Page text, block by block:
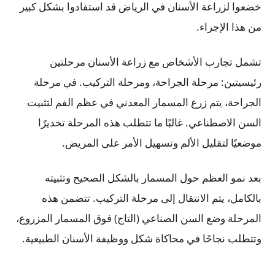
خضعوا لزراعة الأسنان في الرياض قد استفادوا بشكل كبير
من هذا الإجراء.
تشمل تجارب الأشخاص مع زراعة الأسنان مرحلتين
رئيسيتين: مرحلة الجراحة، ومرحلة التركيب. في مرحلة
الجراحة، يتم زرع المسمار المعدني في عظم الفم لتثبيت
السن الاصطناعي. غالبًا ما تتطلب هذه المرحلة تخديرًا
موضعيًا لتقليل الألم وتسهيل الأمر على المريض.
بعد نمو العظم حول المسمار بالشكل الصحيح وتثبيته
بالكامل، يتم الانتقال إلى مرحلة التركيب. تتضمن هذه
المرحلة وضع السن الصناعي (التاج) فوق المسمار المزروع،
وتتطلب نجاحًا في محاكاة شكل ووظيفة الأسنان الطبيعية.